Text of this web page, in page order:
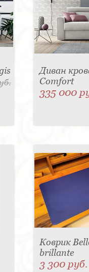
Диван
Comfort
335 000
Коврик
brillante
3 300